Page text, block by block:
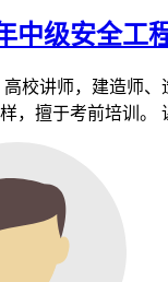
中级安全工
校讲师，建造师
，擅于考前培训。